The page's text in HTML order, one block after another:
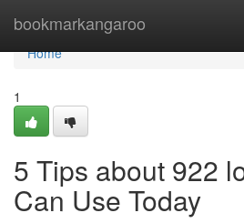
bookmarkangaroo
Home
Home
1
5 Tips about 922
Can Use Today